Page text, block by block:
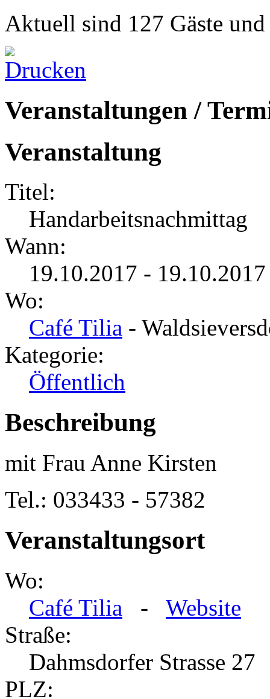
Aktuell sind 127 Gäste
Veranstaltungen /
Veranstaltung
Titel:
Handarbeitsnachmittag
Wann:
19.10.2017 -
Wo:
Café Tilia -
Kategorie:
Öffentlich
Beschreibung
mit Frau Anne Kirsten
Tel.: 033433 - 57382
Veranstaltungsort
Wo:
Café Tilia - Website
Straße:
Dahmsdorfer Strasse 27
PLZ: